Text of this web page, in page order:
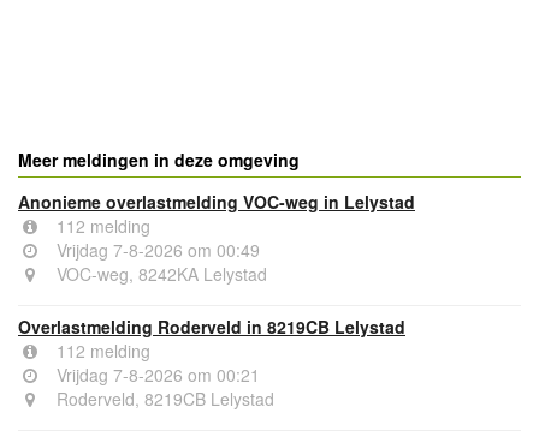
Meer meldingen in deze omgeving
Anonieme overlastmelding VOC-weg in Lelystad
112 melding
Vrijdag 7-8-2026 om 00:49
VOC-weg, 8242KA Lelystad
Overlastmelding Roderveld in 8219CB Lelystad
112 melding
Vrijdag 7-8-2026 om 00:21
Roderveld, 8219CB Lelystad